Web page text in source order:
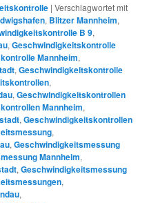
|Verschlagwortet mit
, Blitzer Mannheim,
B 9,
,Geschwindigkeitskontrolle
Mannheim,
,Geschwindigkeitskontrolle
,
,Geschwindigkeitskontrollen
Mannheim,
,Geschwindigkeitskontrollen
,
,Geschwindigkeitsmessung
Mannheim,
,Geschwindigkeitsmessung
,
,